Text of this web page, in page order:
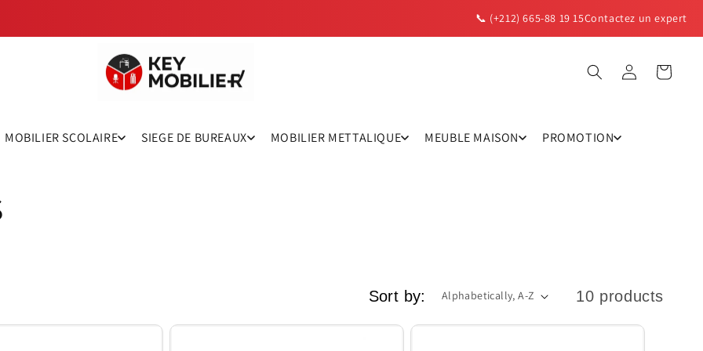
📞 (+212) 665-88 19 15Contactez un expert
Log
in
Cart
MOBILIER SCOLAIRE SIEGE DE BUREAUX MOBILIER METTALIQUE MEUBLE MAISON PROMOTION
Sort by: 10 products